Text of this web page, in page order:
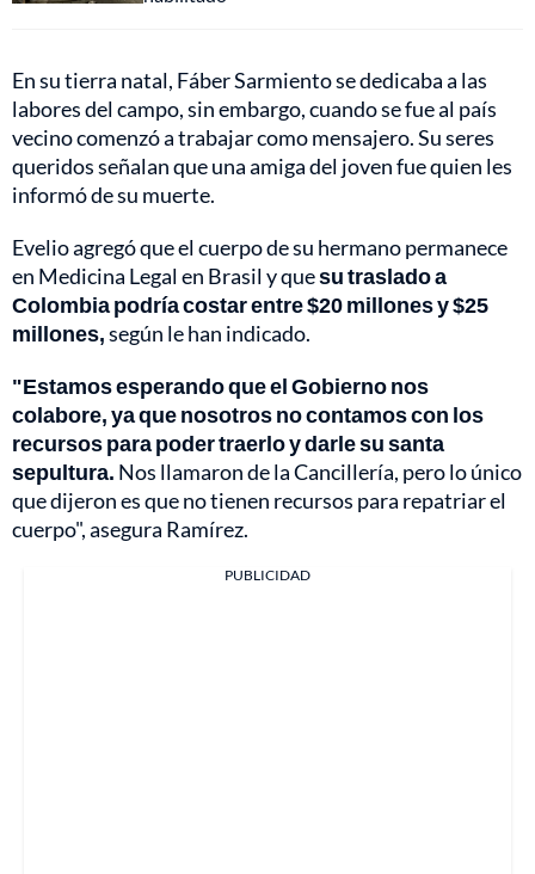
En su tierra natal, Fáber Sarmiento se dedicaba a las
labores del campo, sin embargo, cuando se fue al país
vecino comenzó a trabajar como mensajero. Su seres
queridos señalan que una amiga del joven fue quien les
informó de su muerte.
Evelio agregó que el cuerpo de su hermano permanece
en Medicina Legal en Brasil y quesu traslado a
Colombia podría costar entre $20 millones y $25
millones,según le han indicado.
"Estamos esperando que el Gobierno nos
colabore, ya que nosotros no contamos con los
recursos para poder traerlo y darle su santa
sepultura. Nos llamaron de la Cancillería, pero lo único
que dijeron es que no tienen recursos para repatriar el
cuerpo", asegura Ramírez.
PUBLICIDAD